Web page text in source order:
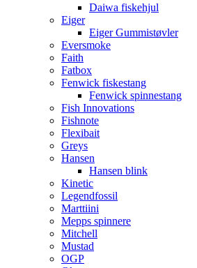
Daiwa fiskehjul
Eiger
Eiger Gummistøvler
Eversmoke
Faith
Fatbox
Fenwick fiskestang
Fenwick spinnestang
Fish Innovations
Fishnote
Flexibait
Greys
Hansen
Hansen blink
Kinetic
Legendfossil
Marttiini
Mepps spinnere
Mitchell
Mustad
OGP